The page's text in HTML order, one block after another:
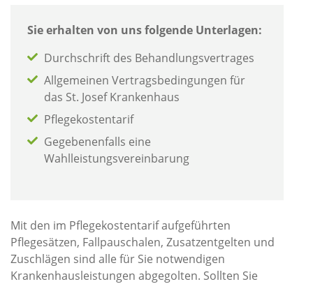
Sie erhalten von uns folgende Unterlagen:
Durchschrift des Behandlungsvertrages
Allgemeinen Vertragsbedingungen für
das St. Josef Krankenhaus
Pflegekostentarif
Gegebenenfalls eine
Wahlleistungsvereinbarung
Mit den im Pflegekostentarif aufgeführten
Pflegesätzen, Fallpauschalen, Zusatzentgelten und
Zuschlägen sind alle für Sie notwendigen
Krankenhausleistungen abgegolten. Sollten Sie